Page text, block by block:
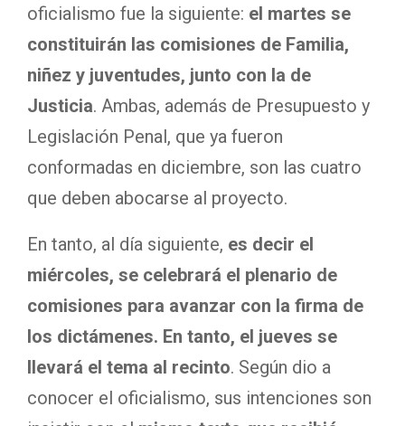
oficialismo fue la siguiente: el martes se
constituirán las comisiones de Familia,
niñez y juventudes, junto con la de
Justicia. Ambas, además de Presupuesto y
Legislación Penal, que ya fueron
conformadas en diciembre, son las cuatro
que deben abocarse al proyecto.
En tanto, al día siguiente, es decir el
miércoles, se celebrará el plenario de
comisiones para avanzar con la firma de
los dictámenes. En tanto, el jueves se
llevará el tema al recinto. Según dio a
conocer el oficialismo, sus intenciones son